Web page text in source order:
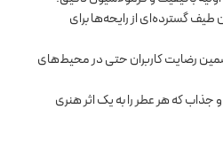
طیف گسترده‌ای از رایحه‌ها برای
رضایت کاربران حتی در محیط‌های
که هر عطر را به یک اثر هنری